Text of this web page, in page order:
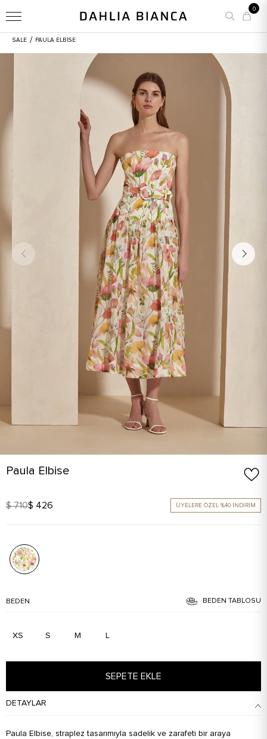
0
SALE / PAULA ELBISE
Paula Elbise
$ 710$ 426 ÜYELERE ÖZEL %40 İNDİRİM
BEDEN BEDEN TABLOSU
XS S M L
SEPETE EKLE
DETAYLAR
Paula Elbise, straplez tasarımıyla sadelik ve zarafeti bir araya